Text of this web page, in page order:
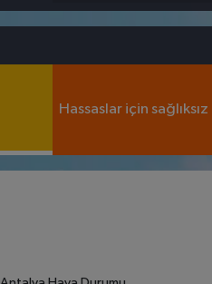
Hassaslar için sağlıksız